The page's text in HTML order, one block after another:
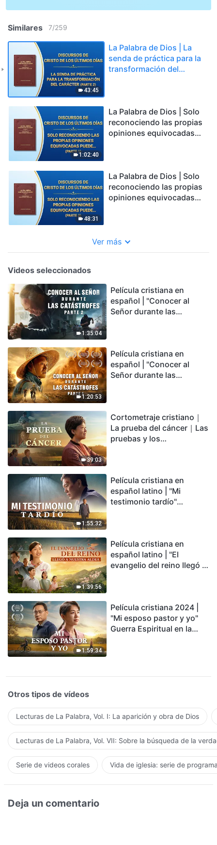
Similares 7/259
43:45
La Palabra de Dios | La
senda de práctica para la
transformación del
1:02:40
La Palabra de Dios | Solo
reconociendo las propias
opiniones equivocadas
48:31
La Palabra de Dios | Solo
reconociendo las propias
opiniones equivocadas
Ver más
Videos seleccionados
1:35:04
Película cristiana en
español | "Conocer al
Señor durante las
podemos sobrevivir?
1:20:53
Película cristiana en
español | "Conocer al
Señor durante las
encontrarás refugio?
39:03
Cortometraje cristiano｜
La prueba del cáncer｜Las
pruebas y los
1:55:32
Película cristiana en
español latino | "Mi
testimonio tardío"
conmovedor
1:39:56
Película cristiana en
español latino | "El
evangelio del reino llegó a
1:59:34
Película cristiana 2024 |
"Mi esposo pastor y yo"
Guerra Espiritual en la
Otros tipos de vídeos
Lecturas de La Palabra, Vol. I: La aparición y obra de Dios
Lecturas de La Palabra, Vol. VII: Sobre la búsqueda de la
Serie de videos corales Vida de iglesia: serie de
Deja un comentario